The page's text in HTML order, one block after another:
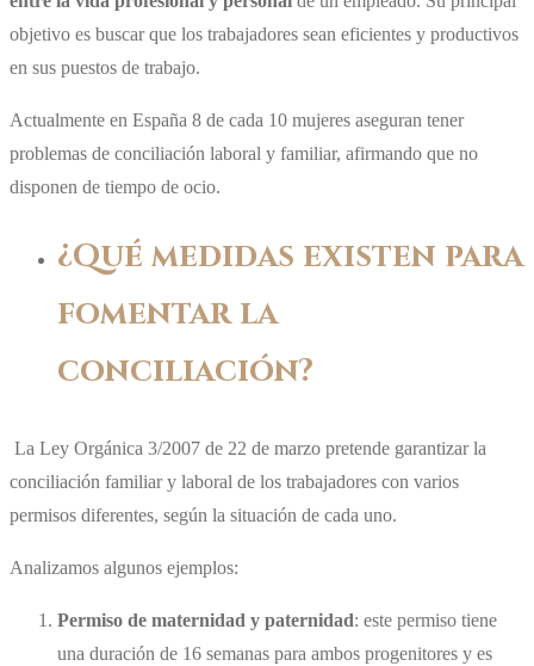
objetivo es buscar que los trabajadores sean eficientes y productivos
en sus puestos de trabajo.
Actualmente en España 8 de cada 10 mujeres aseguran tener
problemas de conciliación laboral y familiar, afirmando que no
disponen de tiempo de ocio.
¿Qué medidas existen para
fomentar la
conciliación?
La Ley Orgánica 3/2007 de 22 de marzo pretende garantizar la
conciliación familiar y laboral de los trabajadores con varios
permisos diferentes, según la situación de cada uno.
Analizamos algunos ejemplos:
Permiso de maternidad y paternidad: este permiso tiene
una duración de 16 semanas para ambos progenitores y es